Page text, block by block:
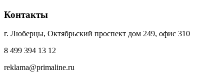
Контакты
г. Люберцы, Октябрьский проспект дом 249, офис 310
8 499 394 13 12
reklama@primaline.ru